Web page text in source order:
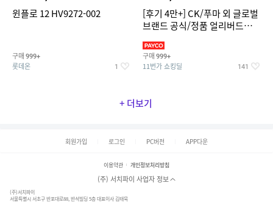
윈플로 12 HV9272-002
구매 999+
롯데온 1
[후기 4만+] CK/푸마 외 글로벌
브랜드 공식/정품 얼리버드
구매 999+
11번가 쇼킹딜 141
+ 더보기
회원가입 로그인 PC버전 APP다운
이용약관 개인정보처리방침
(주) 서치파이 사업자 정보
(주)서치파이
서울특별시 서초구 반포대로88, 반석빌딩 5층 대표이사 김태묵